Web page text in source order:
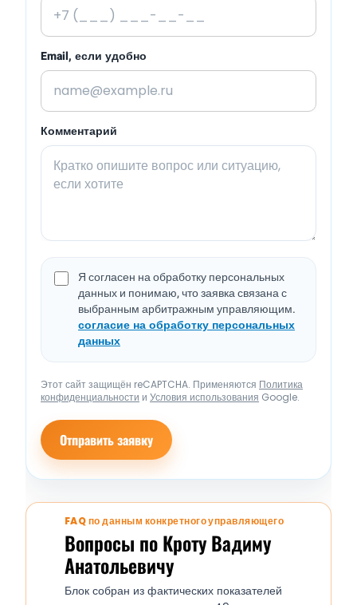
Email, если удобно
Комментарий
Я согласен на обработку персональных
данных и понимаю, что заявка связана с
выбранным арбитражным управляющим.
согласие на обработку персональных
данных
Этот сайт защищён reCAPTCHA. Применяются Политика
конфиденциальности и Условия использования Google.
Отправить заявку
FAQ по данным конкретного управляющего
Вопросы по Кроту Вадиму
Анатольевичу
Блок собран из фактических показателей